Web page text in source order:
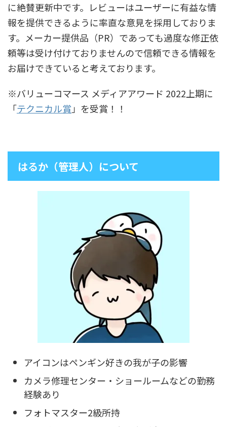
に絶賛更新中です。レビューはユーザーに有益な情
報を提供できるように率直な意見を採用しておりま
す。メーカー提供品（PR）であっても過度な修正依
頼等は受け付けておりませんので信頼できる情報を
お届けできていると考えております。
※バリューコマース メディアアワード 2022上期に
「テクニカル賞 」を受賞！！
はるか（管理人）について
アイコンはペンギン好きの我が子の影響
カメラ修理センター・ショールームなどの勤務
経験あり
フォトマスター2級所持